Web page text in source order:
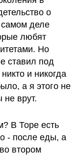
о
деле
любят
Но
ставил под
и никогда
а я этого не
врут.
В Торе есть
- после еды, а
втором